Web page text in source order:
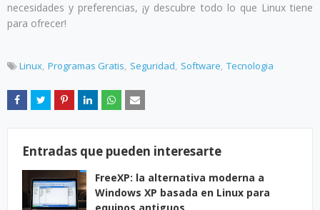
necesidades y preferencias, ¡y descubre todo lo que Linux tiene
para ofrecer!
Linux Programas Gratis Seguridad Software Tecnologia
Entradas que pueden interesarte
FreeXP: la alternativa moderna a
Windows XP basada en Linux para